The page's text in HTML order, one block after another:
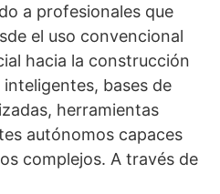
a profesionales que
el uso convencional
hacia la construcción
bases de
herramientas
autónomos capaces
complejos. A través de